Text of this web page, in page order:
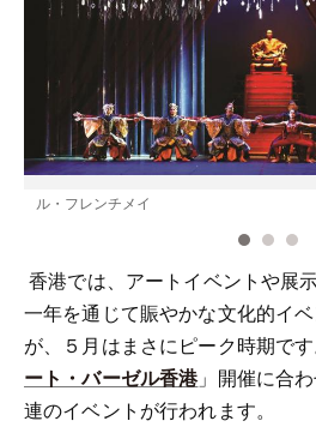
ル・フレンチメイ
香港では、アートイベントや展
一年を通じて賑やかな文化的イ
が、５月はまさにピーク時期で
ート・バーゼル香港」開催に合
連のイベントが行われます。